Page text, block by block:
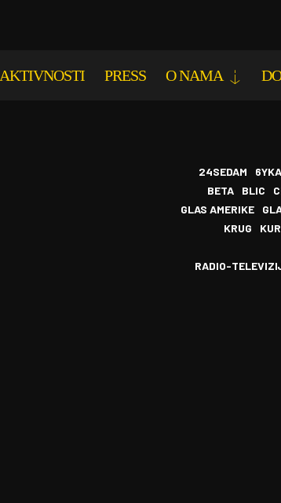
AKTIVNOSTI PRESS O NAMA
24SEDAM 6YKA
BETA
BLIC
GLAS AMERIKE
KRUG
RADIO-